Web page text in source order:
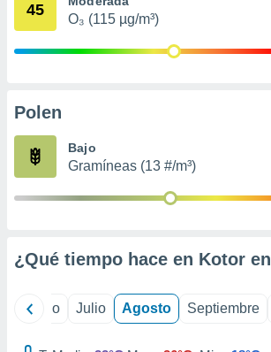
publicidad
de
1199
45
O₃ (115 µg/m³)
Polen
Bajo
Gramíneas (13 #/m³)
¿Qué tiempo hace en Kotor en
Junio Julio Agosto Septiembre